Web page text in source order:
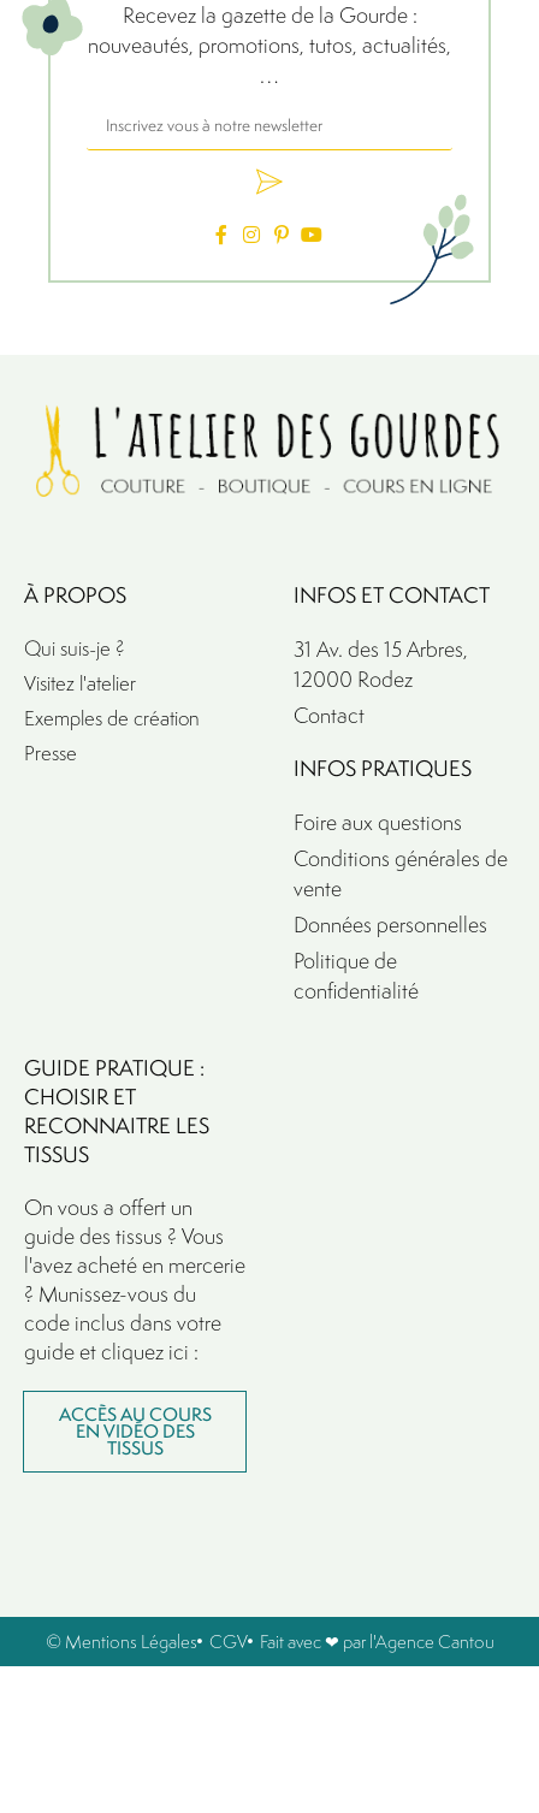
Recevez la gazette de la Gourde :
nouveautés, promotions, tutos, actualités,
…
À PROPOS
Qui suis-je ?
Visitez l'atelier
Exemples de création
Presse
INFOS ET CONTACT
31 Av. des 15 Arbres,
12000 Rodez
Contact
INFOS PRATIQUES
Foire aux questions
Conditions générales de
vente
Données personnelles
Politique de
confidentialité
GUIDE PRATIQUE :
CHOISIR ET
RECONNAITRE LES
TISSUS
On vous a offert un
guide des tissus ? Vous
l'avez acheté en mercerie
? Munissez-vous du
code inclus dans votre
guide et cliquez ici :
ACCÈS AU COURS
EN VIDÉO DES
TISSUS
© Mentions Légales CGV Fait avec ❤ par l'Agence Cantou